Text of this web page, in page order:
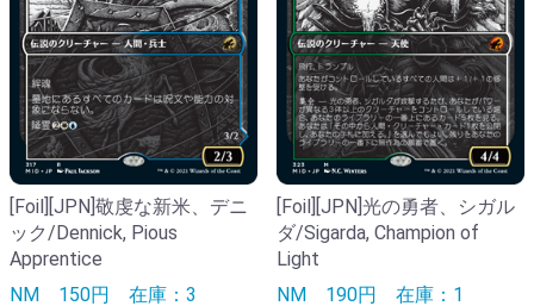
[Foil][JPN]敬虔な新米、デニ
ック/Dennick, Pious
Apprentice
NM 150円 在庫：3
[Foil][JPN]光の勇者、シガル
ダ/Sigarda, Champion of
Light
NM 190円 在庫：1